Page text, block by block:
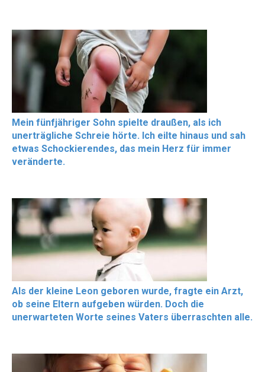
Mein fünfjähriger Sohn spielte draußen, als ich
unerträgliche Schreie hörte. Ich eilte hinaus und sah
etwas Schockierendes, das mein Herz für immer
veränderte.
Als der kleine Leon geboren wurde, fragte ein Arzt,
ob seine Eltern aufgeben würden. Doch die
unerwarteten Worte seines Vaters überraschten alle.